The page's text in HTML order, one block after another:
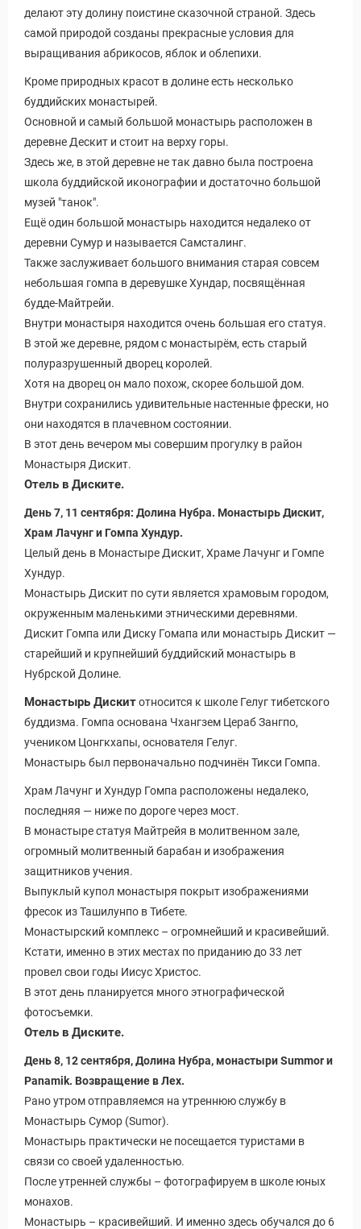
делают эту долину поистине сказочной страной. Здесь
самой природой созданы прекрасные условия для
выращивания абрикосов, яблок и облепихи.
Кроме природных красот в долине есть несколько
буддийских монастырей.
Основной и самый большой монастырь расположен в
деревне Дескит и стоит на верху горы.
Здесь же, в этой деревне не так давно была построена
школа буддийской иконографии и достаточно большой
музей "танок".
Ещё один большой монастырь находится недалеко от
деревни Сумур и называется Самсталинг.
Также заслуживает большого внимания старая совсем
небольшая гомпа в деревушке Хундар, посвящённая
будде-Майтрейи.
Внутри монастыря находится очень большая его статуя.
В этой же деревне, рядом с монастырём, есть старый
полуразрушенный дворец королей.
Хотя на дворец он мало похож, скорее большой дом.
Внутри сохранились удивительные настенные фрески, но
они находятся в плачевном состоянии.
В этот день вечером мы совершим прогулку в район
Монастыря Дискит.
Отель в Диските.
День 7, 11 сентября: Долина Нубра. Монастырь Дискит,
Храм Лачунг и Гомпа Хундур.
Целый день в Монастыре Дискит, Храме Лачунг и Гомпе
Хундур.
Монастырь Дискит по сути является храмовым городом,
окруженным маленькими этническими деревнями.
Дискит Гомпа или Диску Гомапа или монастырь Дискит —
старейший и крупнейший буддийский монастырь в
Нубрской Долине.
Монастырь Дискитотносится к школе Гелуг тибетского
буддизма. Гомпа основана Чхангзем Цераб Зангпо,
учеником Цонгкхапы, основателя Гелуг.
Монастырь был первоначально подчинён Тикси Гомпа.
Храм Лачунг и Хундур Гомпа расположены недалеко,
последняя — ниже по дороге через мост.
В монастыре статуя Майтрейя в молитвенном зале,
огромный молитвенный барабан и изображения
защитников учения.
Выпуклый купол монастыря покрыт изображениями
фресок из Ташилунпо в Тибете.
Монастырский комплекс – огромнейший и красивейший.
Кстати, именно в этих местах по приданию до 33 лет
провел свои годы Иисус Христос.
В этот день планируется много этнографической
фотосъемки.
Отель в Диските.
День 8, 12 сентября, Долина Нубра, монастыри Summor и
Panamik. Возвращение в Лех.
Рано утром отправляемся на утреннюю службу в
Монастырь Сумор (Sumor).
Монастырь практически не посещается туристами в
связи со своей удаленностью.
После утренней службы – фотографируем в школе юных
монахов.
Монастырь – красивейший. И именно здесь обучался до 6